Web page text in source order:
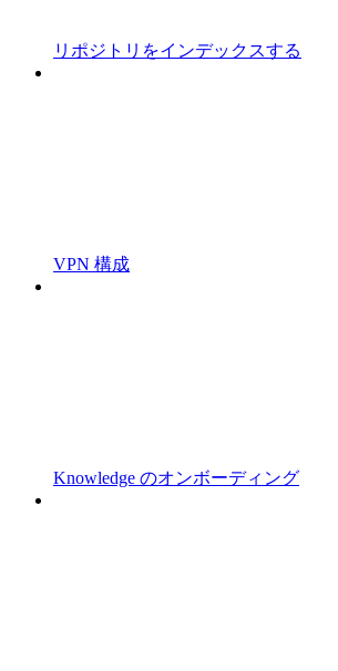
リポジトリをインデックスする
VPN 構成
Knowledge のオンボーディング